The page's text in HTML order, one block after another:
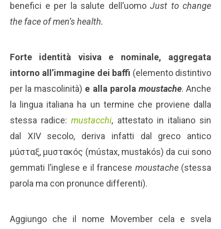
benefici e per la salute dell’uomo Just to change
the face of men’s health.
Forte identità visiva e nominale, aggregata
intorno all’immagine dei baffi (elemento distintivo
per la mascolinità) e alla parola moustache. Anche
la lingua italiana ha un termine che proviene dalla
stessa radice:mustacchi, attestato in italiano sin
dal XIV secolo, deriva infatti dal greco antico
μúσταξ, μuστακóς (mústax, mustakós) da cui sono
gemmati l’inglese e il francese moustache(stessa
parola ma con pronunce differenti).
Aggiungo che il nome Movember cela e svela